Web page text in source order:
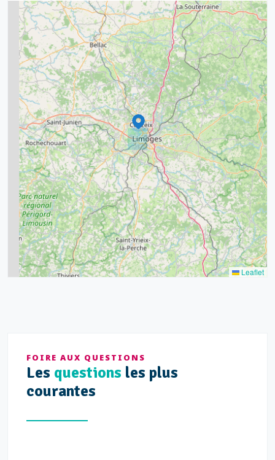
2
9
2
3
11
5
8
7
7
6
20
2
9
8
5
11
15
7
Leaflet
FOIRE AUX QUESTIONS
Les questions les plus
courantes